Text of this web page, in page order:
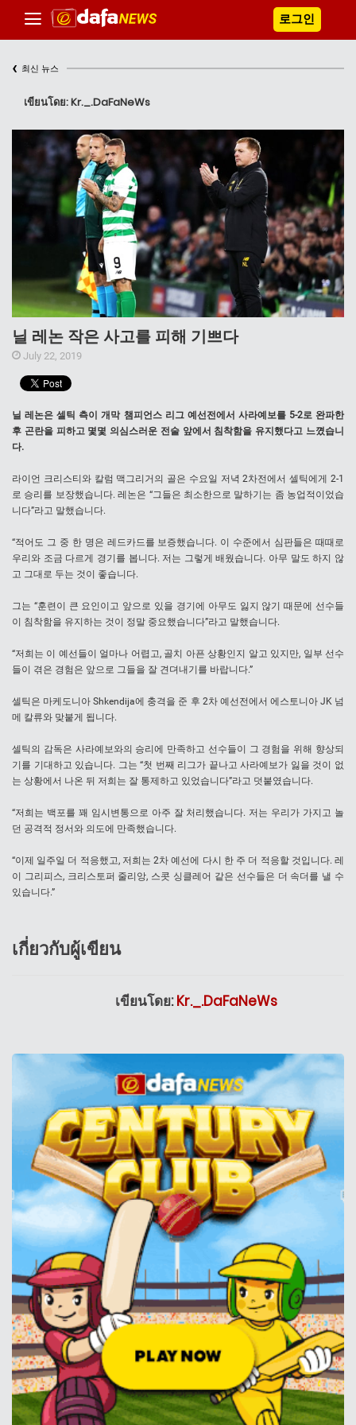
로그인
‹ 최신 뉴스
เขียนโดย: Kr._.DaFaNeWs
닐 레논 작은 사고를 피해 기쁘다
July 22, 2019
닐 레논은 셀틱 측이 개막 챔피언스 리그 예선전에서 사라예보를 5-2로 완파한
후 곤란을 피하고 몇몇 의심스러운 전술 앞에서 침착함을 유지했다고 느꼈습니
다.
라이언 크리스티와 칼럼 맥그리거의 골은 수요일 저녁 2차전에서 셀틱에게 2-1
로 승리를 보장했습니다. 레논은 “그들은 최소한으로 말하기는 좀 농업적이었습
니다”라고 말했습니다.
“적어도 그 중 한 명은 레드카드를 보증했습니다. 이 수준에서 심판들은 때때로
우리와 조금 다르게 경기를 봅니다. 저는 그렇게 배웠습니다. 아무 말도 하지 않
고 그대로 두는 것이 좋습니다.
그는 “훈련이 큰 요인이고 앞으로 있을 경기에 아무도 잃지 않기 때문에 선수들
이 침착함을 유지하는 것이 정말 중요했습니다”라고 말했습니다.
“저희는 이 예선들이 얼마나 어렵고, 골치 아픈 상황인지 알고 있지만, 일부 선수
들이 겪은 경험은 앞으로 그들을 잘 견뎌내기를 바랍니다.”
셀틱은 마케도니아 Shkendija에 충격을 준 후 2차 예선전에서 에스토니아 JK 넘
메 칼류와 맞붙게 됩니다.
셀틱의 감독은 사라예보와의 승리에 만족하고 선수들이 그 경험을 위해 향상되
기를 기대하고 있습니다. 그는 “첫 번째 리그가 끝나고 사라예보가 잃을 것이 없
는 상황에서 나온 뒤 저희는 잘 통제하고 있었습니다”라고 덧붙였습니다.
“저희는 백포를 꽤 임시변통으로 아주 잘 처리했습니다. 저는 우리가 가지고 놀
던 공격적 정서와 의도에 만족했습니다.
“이제 일주일 더 적응했고, 저희는 2차 예선에 다시 한 주 더 적응할 것입니다. 레
이 그리피스, 크리스토퍼 줄리앙, 스콧 싱클레어 같은 선수들은 더 속더를 낼 수
있습니다.”
เกี่ยวกับผู้เขียน
เขียนโดย:Kr._.DaFaNeWs